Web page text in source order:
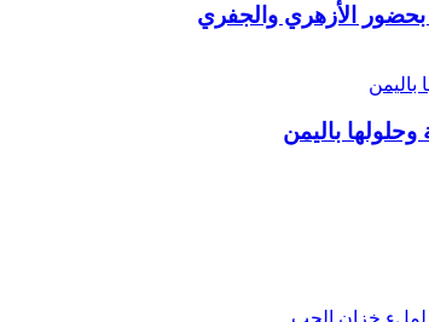
الأزهري والجفري
باليمن